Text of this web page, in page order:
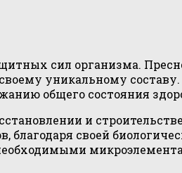
сил организма.
уникальному
общего состояния
и
своей